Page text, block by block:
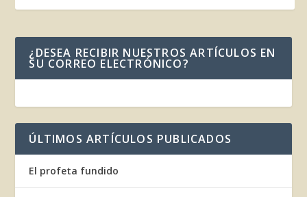
¿DESEA RECIBIR NUESTROS ARTÍCULOS EN
SU CORREO ELECTRÓNICO?
ÚLTIMOS ARTÍCULOS PUBLICADOS
El profeta fundido